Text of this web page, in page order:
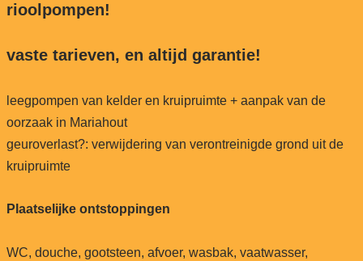
rioolpompen!
vaste tarieven, en altijd garantie!
leegpompen van kelder en kruipruimte + aanpak van de
oorzaak in Mariahout
geuroverlast?: verwijdering van verontreinigde grond uit de
kruipruimte
Plaatselijke ontstoppingen
WC, douche, gootsteen, afvoer, wasbak, vaatwasser,